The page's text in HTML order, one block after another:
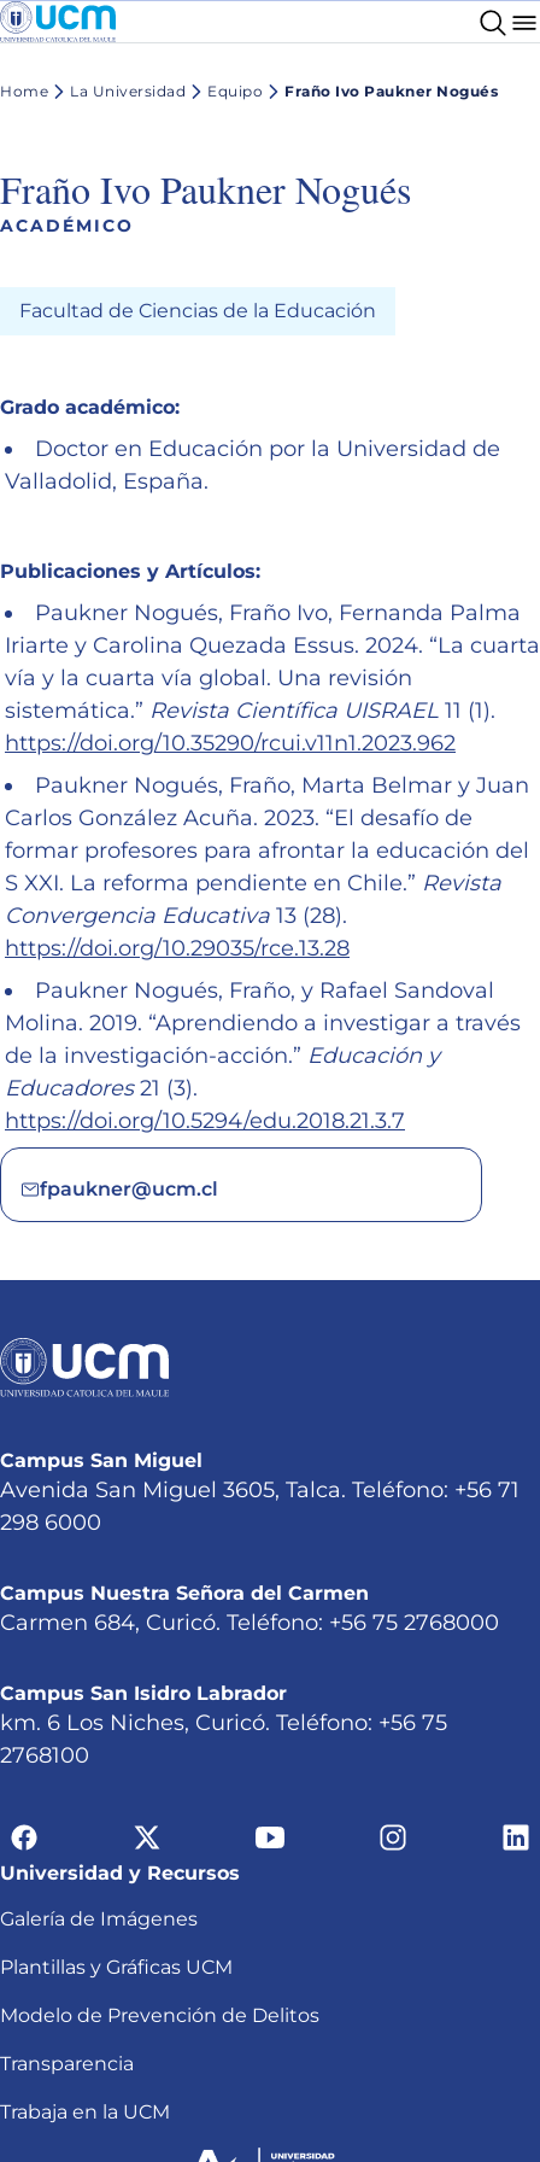
Home La Universidad Equipo Fraño Ivo Paukner Nogués
Fraño Ivo Paukner Nogués
ACADÉMICO
Facultad de Ciencias de la Educación
Grado académico:
Doctor en Educación por la Universidad de
Valladolid, España.
Publicaciones y Artículos:
Paukner Nogués, Fraño Ivo, Fernanda Palma
Iriarte y Carolina Quezada Essus. 2024. “La cuarta
vía y la cuarta vía global. Una revisión
sistemática.” Revista Científica UISRAEL 11 (1).
https://doi.org/10.35290/rcui.v11n1.2023.962
Paukner Nogués, Fraño, Marta Belmar y Juan
Carlos González Acuña. 2023. “El desafío de
formar profesores para afrontar la educación del
S XXI. La reforma pendiente en Chile.” Revista
Convergencia Educativa 13 (28).
https://doi.org/10.29035/rce.13.28
Paukner Nogués, Fraño, y Rafael Sandoval
Molina. 2019. “Aprendiendo a investigar a través
de la investigación-acción.” Educación y
Educadores21 (3).
https://doi.org/10.5294/edu.2018.21.3.7
fpaukner@ucm.cl
Campus San Miguel
Avenida San Miguel 3605, Talca. Teléfono: +56 71
298 6000
Campus Nuestra Señora del Carmen
Carmen 684, Curicó. Teléfono: +56 75 2768000
Campus San Isidro Labrador
km. 6 Los Niches, Curicó. Teléfono: +56 75
2768100
Universidad y Recursos
Galería de Imágenes
Plantillas y Gráficas UCM
Modelo de Prevención de Delitos
Transparencia
Trabaja en la UCM